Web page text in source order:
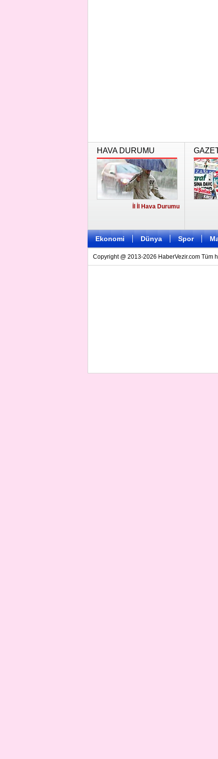
HAVA DURUMU
İl İl Hava Durumu
Ekonomi Dünya Spor
Copyright @ 2013-2026 HaberVezir.com Tüm